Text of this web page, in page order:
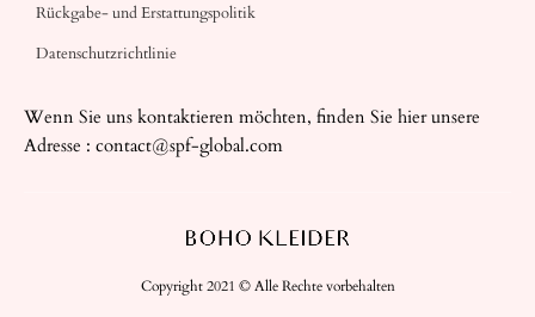
Rückgabe- und Erstattungspolitik
Datenschutzrichtlinie
Wenn Sie uns kontaktieren möchten, finden Sie hier unsere
Adresse : contact@spf-global.com
Copyright 2021 © Alle Rechte vorbehalten